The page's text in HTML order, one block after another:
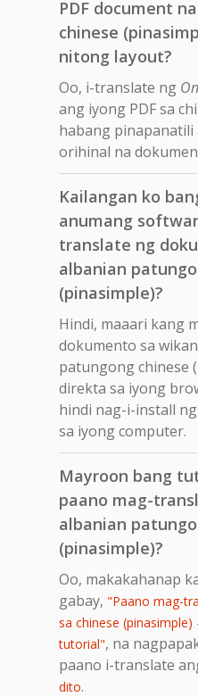
PDF document
chinese
nitong layout?
Oo, i-translate ng
ang iyong PDF sa
habang
orihinal na
Kailangan ko
anumang
translate ng
albanian
(pinasimple)?
Hindi, maaari kang
dokumento sa
patungong chinese
direkta sa iyong
hindi nag-i-install
sa iyong computer.
Mayroon bang
paano mag-
albanian
(pinasimple)?
Oo, makakahanap
gabay, "Paano mag-
sa chinese
tutorial", na
paano i-translate
dito.